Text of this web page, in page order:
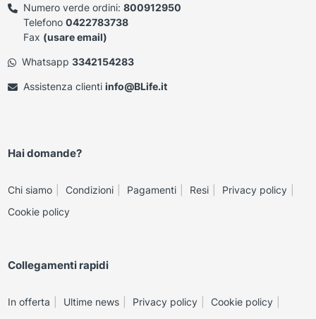
Numero verde ordini: 800912950
Telefono 0422783738
Fax (usare email)
Whatsapp 3342154283
Assistenza clienti info@BLife.it
Hai domande?
Chi siamo Condizioni Pagamenti Resi
Privacy policy
Cookie policy
Collegamenti rapidi
In offerta Ultime news Privacy policy
Cookie policy